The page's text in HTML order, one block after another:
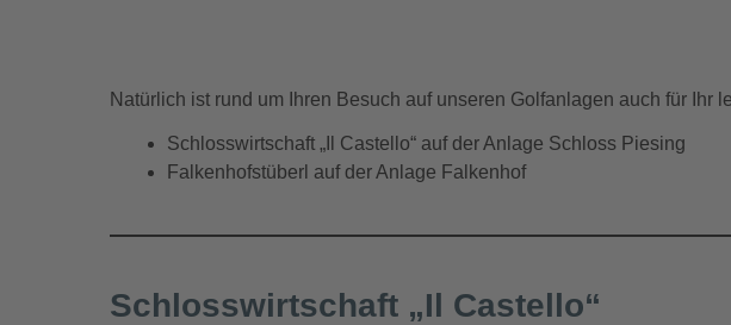
Natürlich ist rund um Ihren Besuch auf unseren Golfanlagen auch für Ihr
Schlosswirtschaft „Il Castello“ auf der Anlage Schloss Piesing
Falkenhofstüberl auf der Anlage Falkenhof
Schlosswirtschaft „Il Castello“